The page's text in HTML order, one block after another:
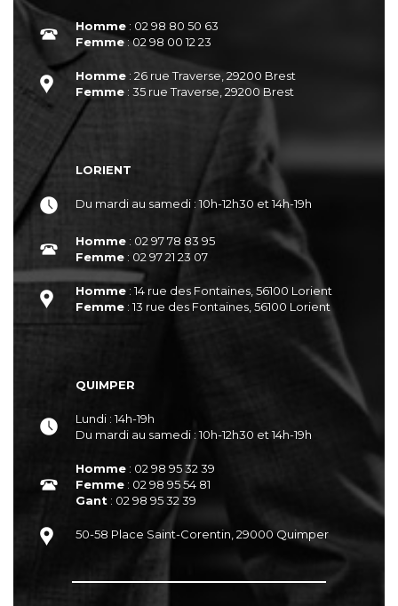
Homme : 02 98 80 50 63
Femme: 02 98 00 12 23
Homme : 26 rue Traverse, 29200 Brest
Femme : 35 rue Traverse, 29200 Brest
LORIENT
Du mardi au samedi : 10h-12h30 et 14h-19h
Homme : 02 97 78 83 95
Femme : 02 97 21 23 07
Homme : 14 rue des Fontaines, 56100 Lorient
Femme : 13 rue des Fontaines, 56100 Lorient
QUIMPER
Lundi : 14h-19h
Du mardi au samedi : 10h-12h30 et 14h-19h
Homme : 02 98 95 32 39
Femme : 02 98 95 54 81
Gant : 02 98 95 32 39
50-58 Place Saint-Corentin, 29000 Quimper